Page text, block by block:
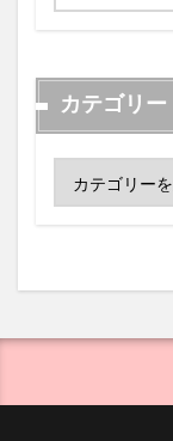
カテゴリー